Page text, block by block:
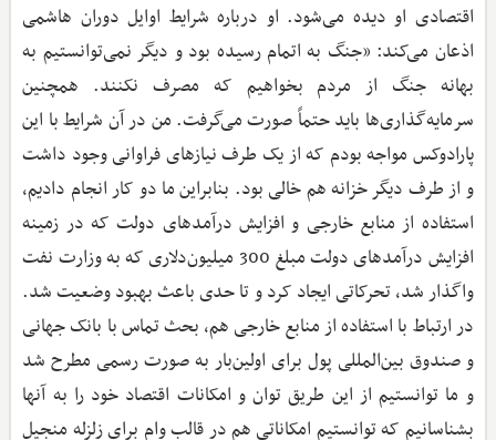
اقتصادی او دیده می‌شود. او درباره شرایط اوایل دوران هاشمی
اذعان می‌کند: «جنگ به اتمام رسیده بود و دیگر نمی‌توانستیم به
بهانه جنگ از مردم بخواهیم که مصرف نکنند. همچنین
سرمایه‌گذاری‌ها باید حتماً صورت می‌گرفت. من در آن شرایط با این
پارادوکس مواجه بودم که از یک طرف نیازهای فراوانی وجود داشت
و از طرف دیگر خزانه هم خالی بود. بنابراین ما دو کار انجام دادیم،
استفاده از منابع خارجی و افزایش درآمدهای دولت که در زمینه
افزایش درآمدهای دولت مبلغ 300 میلیون‌دلاری که به وزارت نفت
واگذار شد، تحرکاتی ایجاد کرد و تا حدی باعث بهبود وضعیت شد.
در ارتباط با استفاده از منابع خارجی هم، بحث تماس با بانک جهانی
و صندوق بین‌المللی پول برای اولین‌بار به صورت رسمی مطرح شد
و ما توانستیم از این طریق توان و امکانات اقتصاد خود را به آنها
بشناسانیم که توانستیم امکاناتی هم در قالب وام برای زلزله منجیل